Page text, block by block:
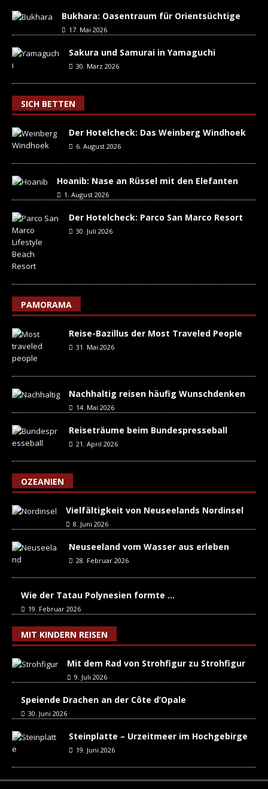
Bukhara: Oasentraum für Orientsüchtige
17. Mai 2026
Sakura und Samurai in Yamaguchi
30. März 2026
SICH BETTEN
Der Hotelcheck: Das Weinberg Windhoek
6. August 2026
Hoanib: Nase an Rüssel mit den Elefanten
1. August 2026
Der Hotelcheck: Parco San Marco Resort
30. Juli 2026
PAMORAMA
Reise-Bazillus der Most Traveled People
31. Mai 2026
Nachhaltig reisen häufig Wunschdenken
14. Mai 2026
Reiseträume beim Bundespresseball
21. April 2026
OZEANIEN
Vielfältigkeit von Neuseelands Nordinsel
8. Juni 2026
Neuseeland vom Wasser aus erleben
28. Februar 2026
Wie der Tatau Polynesien formte …
19. Februar 2026
MIT KINDERN REISEN
Mit dem Rad von Strohfigur zu Strohfigur
9. Juli 2026
Speiende Drachen an der Côte d’Opale
30. Juni 2026
Steinplatte – Urzeitmeer im Hochgebirge
19. Juni 2026